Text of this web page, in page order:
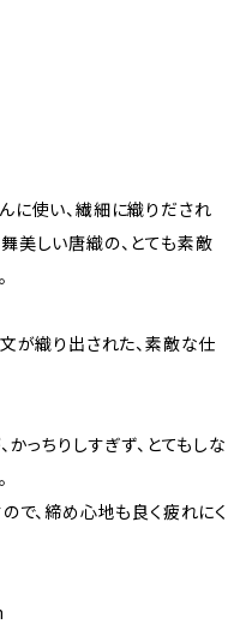
使い、繊細に織りだされ
美しい唐織の、とても素敵
が織り出された、素敵な仕
っちりしすぎず、とてもしな
で、締め心地も良く疲れにく